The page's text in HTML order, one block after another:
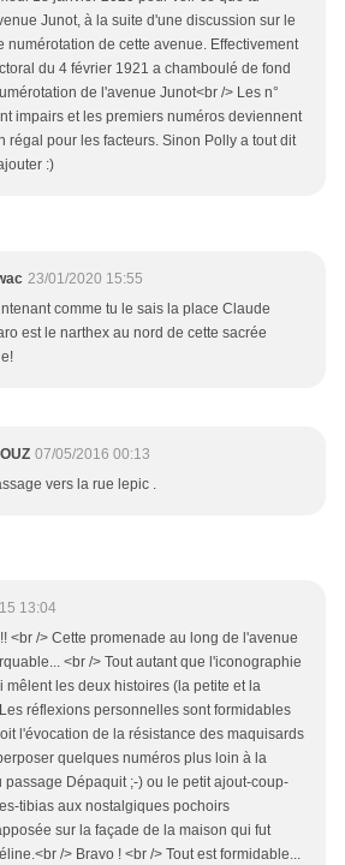
Junot, à la suite d'une discussion sur le
numérotation de cette avenue. Effectivement
du 4 février 1921 a chamboulé de fond
de l'avenue Junot<br /> Les n°
impairs et les premiers numéros deviennent
régal pour les facteurs. Sinon Polly a tout dit
:)
23/01/2020 15:55
comme tu le sais la place Claude
est le narthex au nord de cette sacrée
07/05/2016 00:13
vers la rue lepic .
13:04
<br /> Cette promenade au long de l'avenue
<br /> Tout autant que l'iconographie
mêlent les deux histoires (la petite et la
réflexions personnelles sont formidables
l'évocation de la résistance des maquisards
quelques numéros plus loin à la
passage Dépaquit ;-) ou le petit ajout-coup-
tibias aux nostalgiques pochoirs
sur la façade de la maison qui fut
/> Bravo ! <br /> Tout est formidable...